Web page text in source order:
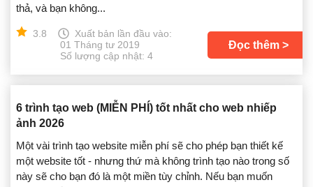
thả, và bạn không...
3.8
Xuất bản lần đầu vào:
01 Tháng tư 2019
Số lượng cập nhật: 4
Đọc thêm
6 trình tạo web (MIỄN PHÍ) tốt nhất cho web nhiếp
ảnh 2026
Một vài trình tạo website miễn phí sẽ cho phép bạn thiết kế
một website tốt - nhưng thứ mà không trình tạo nào trong số
này sẽ cho bạn đó là một miền tùy chỉnh. Nếu bạn muốn